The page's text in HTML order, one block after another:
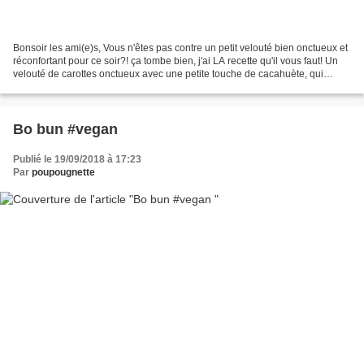
Bonsoir les ami(e)s, Vous n'êtes pas contre un petit velouté bien onctueux et
réconfortant pour ce soir?! ça tombe bien, j'ai LA recette qu'il vous faut! Un
velouté de carottes onctueux avec une petite touche de cacahuète, qui
Bo bun #vegan
Publié le 19/09/2018 à 17:23
Par poupougnette